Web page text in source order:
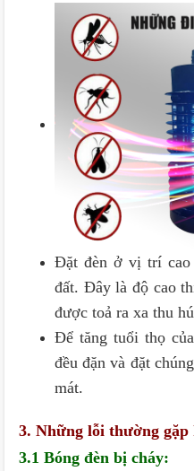
Đặt đèn ở vị trí cao
đất. Đây là độ cao
được toả ra xa thu
Để tăng tuổi thọ
đều đặn và đặt
mát.
3. Những lỗi thường gặp
3.1 Bóng đèn bị cháy: